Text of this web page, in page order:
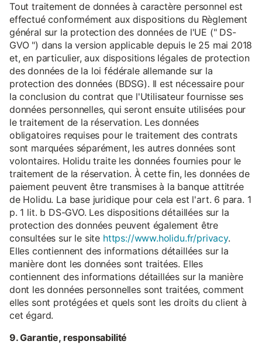
Tout traitement de données à caractère personnel est
effectué conformément aux dispositions du Règlement
général sur la protection des données de l'UE (" DS-
GVO ") dans la version applicable depuis le 25 mai 2018
et, en particulier, aux dispositions légales de protection
des données de la loi fédérale allemande sur la
protection des données (BDSG). Il est nécessaire pour
la conclusion du contrat que l'Utilisateur fournisse ses
données personnelles, qui seront ensuite utilisées pour
le traitement de la réservation. Les données
obligatoires requises pour le traitement des contrats
sont marquées séparément, les autres données sont
volontaires. Holidu traite les données fournies pour le
traitement de la réservation. À cette fin, les données de
paiement peuvent être transmises à la banque attitrée
de Holidu. La base juridique pour cela est l'art. 6 para. 1
p. 1 lit. b DS-GVO. Les dispositions détaillées sur la
protection des données peuvent également être
consultées sur le site https://www.holidu.fr/privacy.
Elles contiennent des informations détaillées sur la
manière dont les données sont traitées. Elles
contiennent des informations détaillées sur la manière
dont les données personnelles sont traitées, comment
elles sont protégées et quels sont les droits du client à
cet égard.
9. Garantie, responsabilité